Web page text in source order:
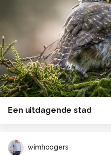
Een uitdagende stad
wimhoogers